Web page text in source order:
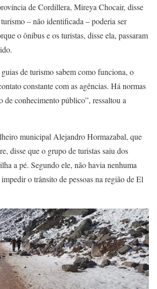
de Cordillera, Mireya Chocair, disse
– não identificada – poderia ser
o ônibus e os turistas, disse ela, passaram
de turismo sabem como funciona, o
constante com as agências. Há normas
de conhecimento público”, ressaltou a
municipal Alejandro Hormazabal, que
disse que o grupo de turistas saiu dos
a pé. Segundo ele, não havia nenhuma
o trânsito de pessoas na região de El